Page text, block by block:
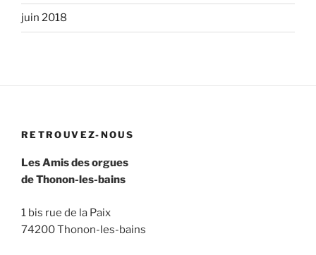
juin 2018
RETROUVEZ-NOUS
Les Amis des orgues
de Thonon-les-bains
1 bis rue de la Paix
74200 Thonon-les-bains